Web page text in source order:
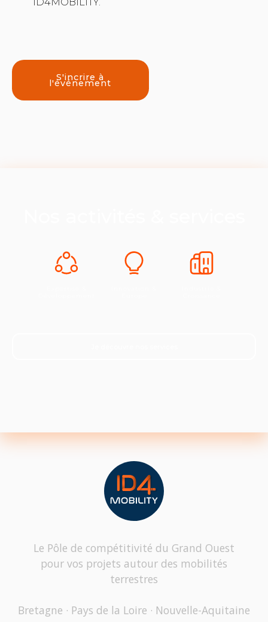
S'incrire à
l'événement
Le Pôle de compétitivité du Grand Ouest
pour vos projets autour des mobilités
terrestres
Bretagne · Pays de la Loire · Nouvelle-Aquitaine